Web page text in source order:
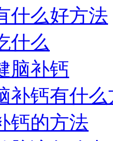
什么好方法
什么
脑补钙
补钙有什么
钙的方法